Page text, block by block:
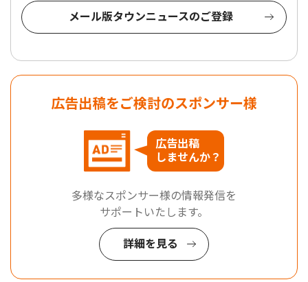
メール版タウンニュースのご登録
広告出稿をご検討のスポンサー様
広告出稿
しませんか？
多様なスポンサー様の情報発信を
サポートいたします。
詳細を見る